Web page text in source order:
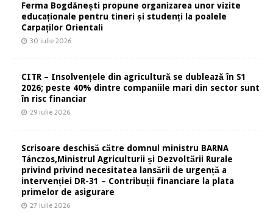
Ferma Bogdănești propune organizarea unor vizite
educaționale pentru tineri și studenți la poalele
Carpaților Orientali
30 iulie 2026
CITR – Insolvențele din agricultură se dublează în S1
2026; peste 40% dintre companiile mari din sector sunt
în risc financiar
29 iulie 2026
Scrisoare deschisă către domnul ministru BARNA
Tánczos,Ministrul Agriculturii și Dezvoltării Rurale
privind privind necesitatea lansării de urgență a
intervenției DR-31 – Contribuții financiare la plata
primelor de asigurare
27 iulie 2026